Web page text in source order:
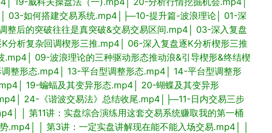
│ 03-如何搭建交易系统.mp4 ├─10-提升篇-波浪理论 │ 01-深
整后的突破往往是真突破&交易交易区间.mp4 │ 03-深入复盘
K分析复杂回调楔形三推.mp4 │ 06-深入复盘逐K分析楔形三推
.mp4 │ 09-波浪理论的三种驱动形态推动浪&引导楔形&终结楔
调整形态.mp4 │ 13-平台型调整形态.mp4 │ 14-平台型调整形
│ 19-蝙蝠及其变异形态.mp4 │ 20-蝴蝶及其变异形
│ 24-《谐波交易法》总结收尾.mp4
├─11-日内交易三步
│ │ 第11讲：实盘综合演练用这套交易系统赚取我的第一桶
.mp4 │ │ 第3讲：一定实盘讲解现在能不能入场交易.mp4